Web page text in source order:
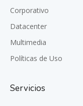
Corporativo
Datacenter
Multimedia
Políticas de Uso
Servicios